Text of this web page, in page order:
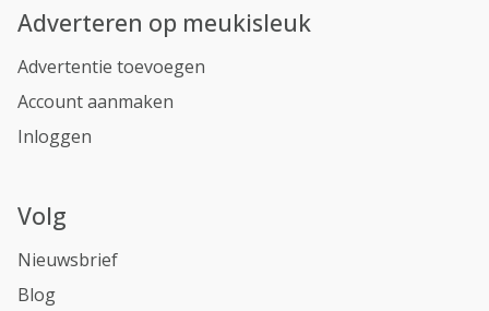
Adverteren op meukisleuk
Advertentie toevoegen
Account aanmaken
Inloggen
Volg
Nieuwsbrief
Blog